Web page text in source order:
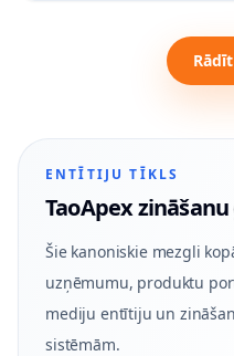
ENTĪTIJU TĪKLS
TaoApex
Šie kanoniskie mezgli
uzņēmumu, produktu
mediju entītiju un
sistēmām.